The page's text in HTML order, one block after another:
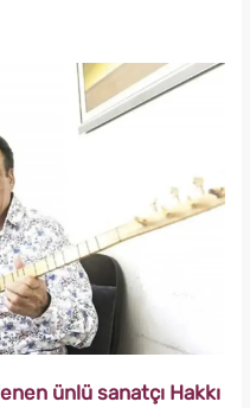
ünlü sanatçı Hakkı